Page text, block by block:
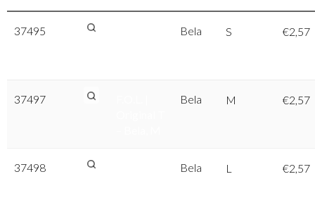
37495 Bela S €2,57
37497 Bela M €2,57
37498 Bela L €2,57